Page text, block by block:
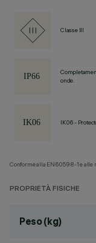
Classe III
onde.
IK06 -
Conforme alla EN60598-1 e alle
PROPRIETÀ FISICHE
Peso (kg)